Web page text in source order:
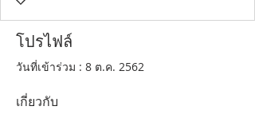
โปรไฟล์
วันที่เข้าร่วม : 8 ต.ค. 2562
เกี่ยวกับ